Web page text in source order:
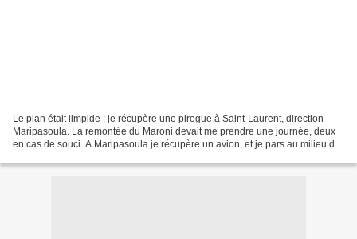
Le plan était limpide : je récupère une pirogue à Saint-Laurent, direction
Maripasoula. La remontée du Maroni devait me prendre une journée, deux
en cas de souci. A Maripasoula je récupère un avion, et je pars au milieu de